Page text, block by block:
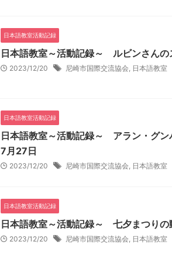
日本語教室活動記録
日本語教室～活動記録～ ルビンさん
2023/12/20 尼崎市国際交流協会 日本語教
日本語教室活動記録
日本語教室～活動記録～ アラン・グ
7月27日
2023/12/20 尼崎市国際交流協会 日本語教
日本語教室活動記録
日本語教室～活動記録～ 七夕まつり
2023/12/20 尼崎市国際交流協会 日本語教